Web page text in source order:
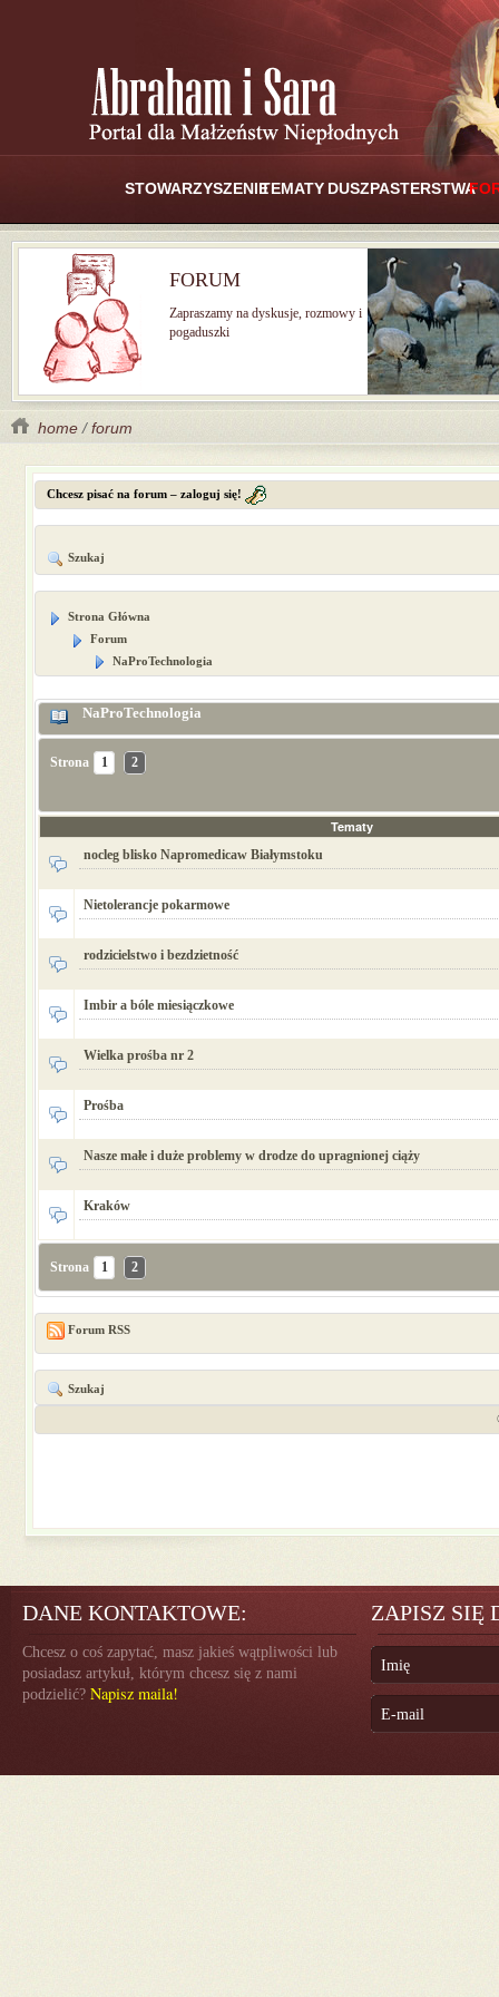
STOWARZYSZENIETEMATY DUSZPASTERSTWA
FORUM
Zapraszamy na dyskusje, rozmowy i
pogaduszki
home /forum
Chcesz pisać na forum – zaloguj się!
Szukaj
Strona Główna
Forum
NaProTechnologia
NaProTechnologia
Strona 1 2
Tematy
nocleg blisko Napromedicaw Białymstoku
Nietolerancje pokarmowe
rodzicielstwo i bezdzietność
Imbir a bóle miesiączkowe
Wielka prośba nr 2
Prośba
Nasze małe i duże problemy w drodze do upragnionej ciąży
Kraków
Strona 1 2
Forum RSS
Szukaj
DANE KONTAKTOWE:
Chcesz o coś zapytać, masz jakieś wątpliwości lub
posiadasz artykuł, którym chcesz się z nami
podzielić? Napisz maila!
ZAPISZ SIĘ